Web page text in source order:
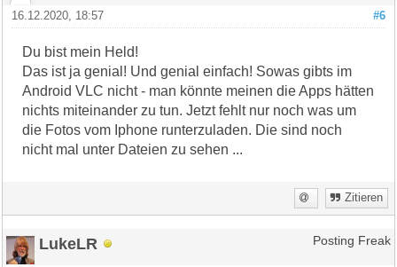
#6
16.12.2020, 18:57
Du bist mein Held!
Das ist ja genial! Und genial einfach! Sowas gibts im
Android VLC nicht - man könnte meinen die Apps hätten
nichts miteinander zu tun. Jetzt fehlt nur noch was um
die Fotos vom Iphone runterzuladen. Die sind noch
nicht mal unter Dateien zu sehen ...
Zitieren
LukeLR Posting Freak